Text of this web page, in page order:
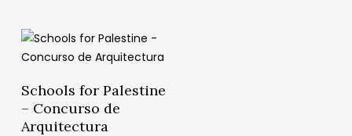
Añadir Al Carrito
Schools for Palestine
– Concurso de
Arquitectura